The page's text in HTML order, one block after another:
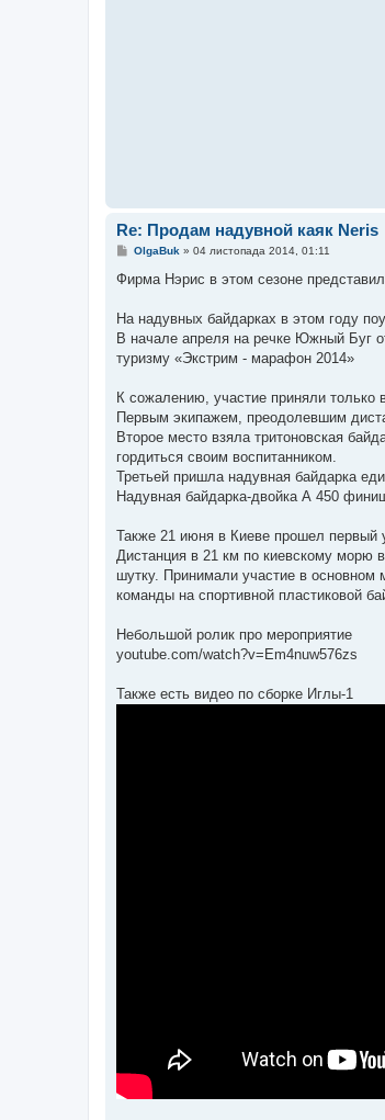
Re: Продам надувной каяк Neris
П
в
о
л
е
н
я
OlgaBuk » 04 листопада 2014, 01:11
Фирма Нэрис в этом сезоне
На надувных байдарках в этом году
В начале апреля на речке Южный Буг
туризму «Экстрим - марафон 2014»
К сожалению, участие приняли только
Первым экипажем, преодолевшим
Второе место взяла тритоновская
гордиться своим воспитанником.
Третьей пришла надувная байдарка
Надувная байдарка-двойка А 450
Также 21 июня в Киеве прошел первый
Дистанция в 21 км по киевскому морю
шутку. Принимали участие в основном
команды на спортивной пластиковой
Небольшой ролик про мероприятие
youtube.com/watch?v=Em4nuw576zs
Также есть видео по сборке Иглы-1